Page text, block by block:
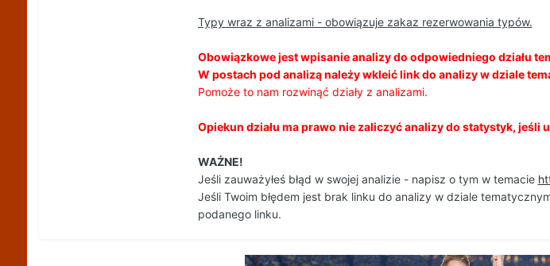
Typy wraz z analizami - obowiązuje zakaz rezerwowania typów.
Obowiązkowe jest wpisanie analizy do odpowiedniego działu
W postach pod analizą należy wkleić link do analizy w dziale
Pomoże to nam rozwinąć działy z analizami.
Opiekun działu ma prawo nie zaliczyć analizy do statystyk, jeśli
WAŻNE!
Jeśli zauważyłeś błąd w swojej analizie - napisz o tym w temacie
Jeśli Twoim błędem jest brak linku do analizy w dziale
podanego linku.